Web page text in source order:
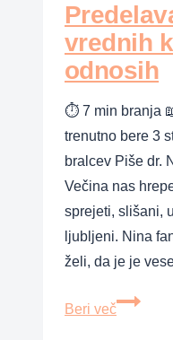
vrednih
odnosih
⏱ 7 min branja
trenutno bere 3
bralcev Piše dr.
Večina nas
sprejeti, slišani,
ljubljeni. Nina
želi, da je je
Beri več
Predelava